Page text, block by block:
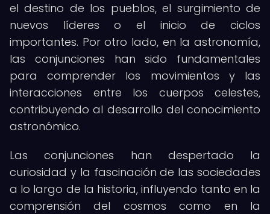
el destino de los pueblos, el surgimiento de
nuevos líderes o el inicio de ciclos
importantes. Por otro lado, en la astronomía,
las conjunciones han sido fundamentales
para comprender los movimientos y las
interacciones entre los cuerpos celestes,
contribuyendo al desarrollo del conocimiento
astronómico.
Las conjunciones han despertado la
curiosidad y la fascinación de las sociedades
a lo largo de la historia, influyendo tanto en la
comprensión del cosmos como en la